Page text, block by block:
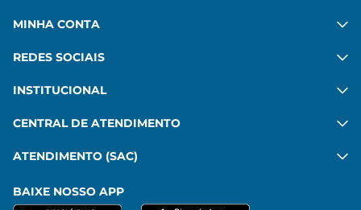
MINHA CONTA
REDES SOCIAIS
INSTITUCIONAL
CENTRAL DE ATENDIMENTO
ATENDIMENTO (SAC)
BAIXE NOSSO APP